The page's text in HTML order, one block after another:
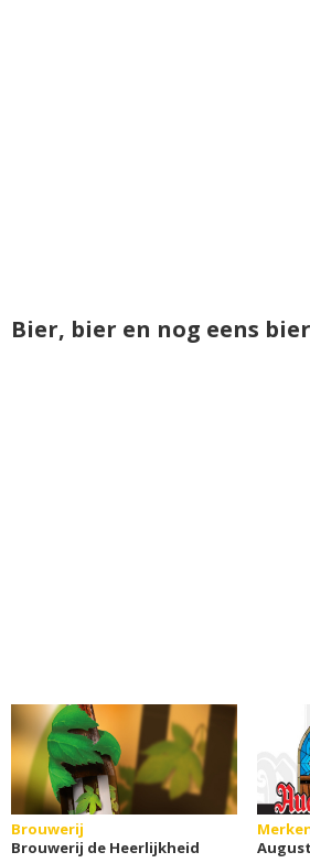
Bier, bier en nog eens
Brouwerij
Brouwerij de Heerlijkheid